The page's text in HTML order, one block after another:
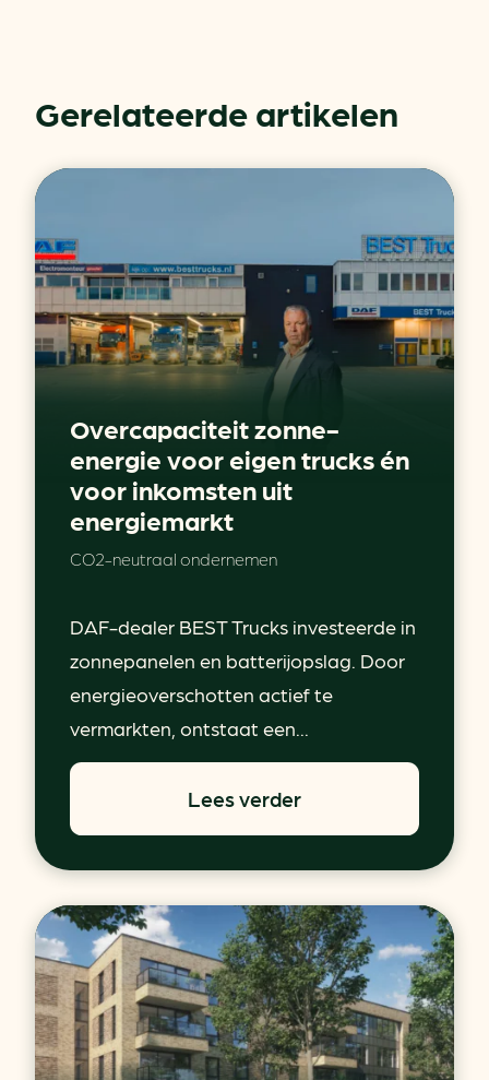
Gerelateerde artikelen
Overcapaciteit zonne-
energie voor eigen trucks én
voor inkomsten uit
energiemarkt
CO2-neutraal ondernemen
DAF-dealer BEST Trucks investeerde in
zonnepanelen en batterijopslag. Door
energieoverschotten actief te
vermarkten, ontstaat een...
Lees verder